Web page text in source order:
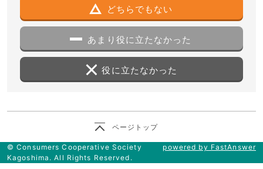
どちらでもない
あまり役に立たなかった
役に立たなかった
ページトップ
powered by FastAnswer
© Consumers Cooperative Society
Kagoshima. All Rights Reserved.